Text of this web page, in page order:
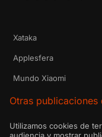
Xataka
Applesfera
Mundo Xiaomi
Otras publicaciones
Utilizamos cookies de